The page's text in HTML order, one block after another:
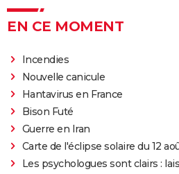
EN CE MOMENT
Incendies
Nouvelle canicule
Hantavirus en France
Bison Futé
Guerre en Iran
Carte de l'éclipse solaire du 12
Les psychologues sont clairs :